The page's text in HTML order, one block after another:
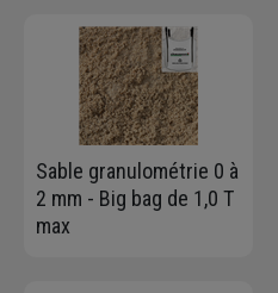
Sable granulométrie 0 à
2 mm - Big bag de 1,0 T
max